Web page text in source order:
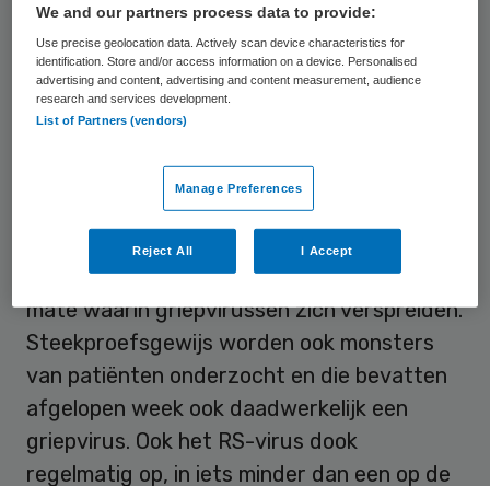
gezondheidsdeskundigen op 53.
Bezetting
naar de huisarts, maar er is altijd een
minderheid van vooral kwetsbaardere
mensen die dat wel doet. Daardoor geven
deze cijfers wel een goede indruk van de
mate waarin griepvirussen zich verspreiden.
Steekproefsgewijs worden ook monsters
van patiënten onderzocht en die bevatten
afgelopen week ook daadwerkelijk een
griepvirus. Ook het RS-virus dook
regelmatig op, in iets minder dan een op de
We and our partners process data to provide:
Use precise geolocation data. Actively scan device characteristics for
identification. Store and/or access information on a device. Personalised
advertising and content, advertising and content measurement, audience
research and services development.
List of Partners (vendors)
Manage Preferences
Reject All I Accept